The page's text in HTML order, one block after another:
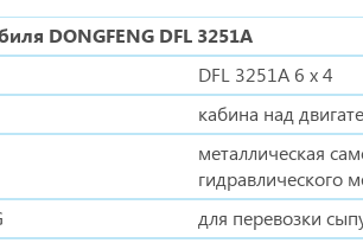
DONGFENG DFL 3251A
DFL 3251A 6 x 4
кабина над
металлическая
гидравлического
для перевозки